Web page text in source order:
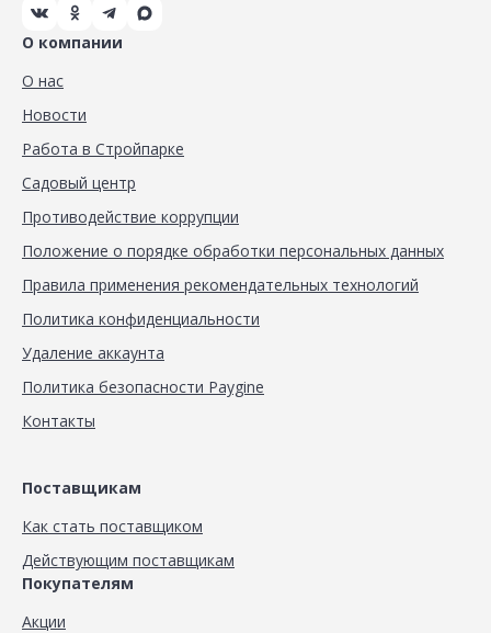
О компании
О нас
Новости
Работа в Стройпарке
Садовый центр
Противодействие коррупции
Положение о порядке обработки персональных данных
Правила применения рекомендательных технологий
Политика конфиденциальности
Удаление аккаунта
Политика безопасности Paygine
Контакты
Поставщикам
Как стать поставщиком
Действующим поставщикам
Покупателям
Акции